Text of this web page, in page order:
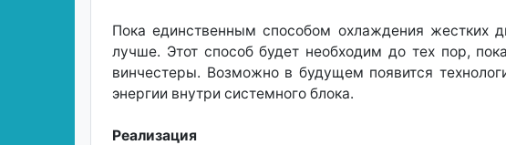
Пока единственным способом охлаждения жестких
лучше. Этот способ будет необходим до тех пор,
винчестеры. Возможно в будущем появится
энергии внутри системного блока.
Реализация